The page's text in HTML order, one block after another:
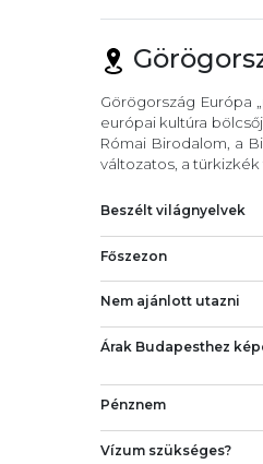
Görögország Európa
európai kultúra
Római Birodalom, a
változatos, a türkizkék
Beszélt világnyelvek
Főszezon
Nem ajánlott utazni
Árak Budapesthez
Pénznem
Vízum szükséges?